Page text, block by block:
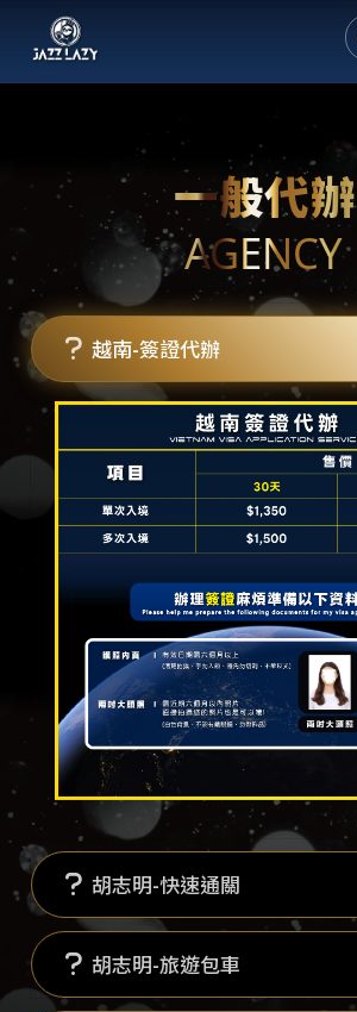
一般代辦
AGENCY
越南-簽證代辦
胡志明-快速通關
胡志明-旅遊包車